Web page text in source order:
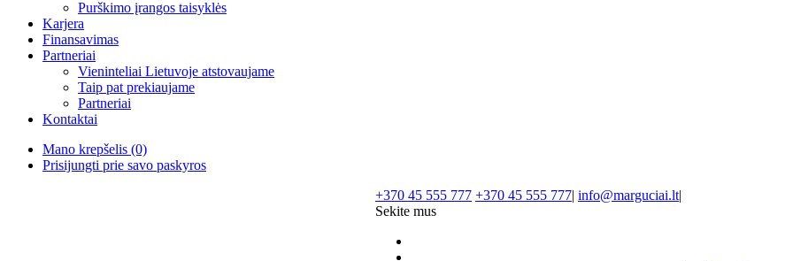
Purškimo įrangos taisyklės
Karjera
Finansavimas
Partneriai
Vieninteliai Lietuvoje atstovaujame
Taip pat prekiaujame
Partneriai
Kontaktai
Mano krepšelis (0)
Prisijungti prie savo paskyros
+370 45 555 777 +370 45 555 777| info@marguciai.lt|
Sekite mus